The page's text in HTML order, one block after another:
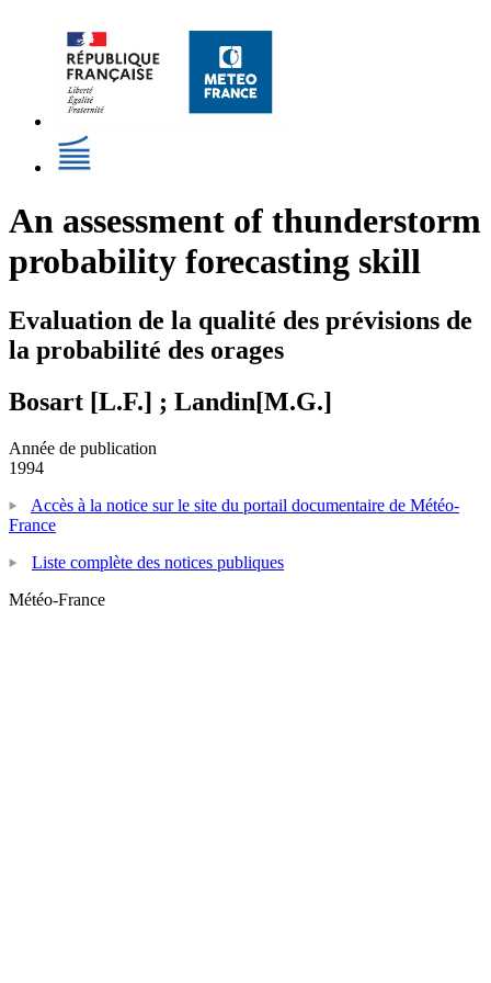
An assessment of thunderstorm
probability forecasting skill
Evaluation de la qualité des prévisions de
la probabilité des orages
Bosart [L.F.] ; Landin[M.G.]
Année de publication
1994
Accès à la notice sur le site du portail documentaire de Météo-
France
Liste complète des notices publiques
Météo-France